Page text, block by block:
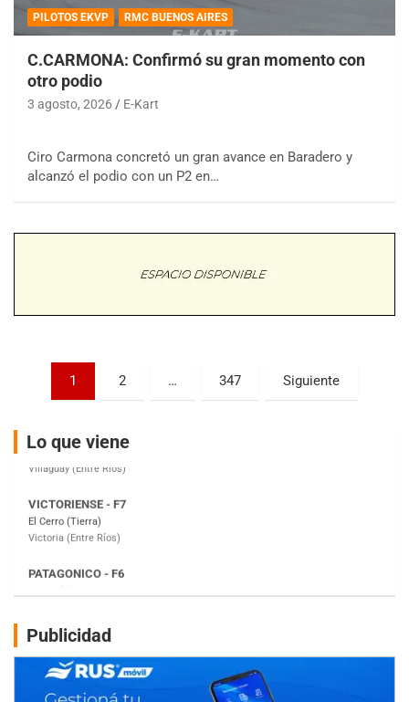
PILOTOS EKVP RMC BUENOS AIRES
C.CARMONA: Confirmó su gran momento con
otro podio
3 agosto, 2026 E-Kart
Ciro Carmona concretó un gran avance en Baradero y
alcanzó el podio con un P2 en…
Paginación
entradas
1 2 … 347 Siguiente
Lo que viene
COBERTURA ESPECIAL DE E-KART.COM.AR
08/09-AGO
Parque de la Velocidad (Asfalto)
Villaguay (Entre Ríos)
El Cerro (Tierra)
Victoria (Entre Ríos)
Moto Club Reginense (Tierra)
Gral. E. Godoy (Río Negro)
Juventud Unida (Tierra)
Humboldt (Santa Fe)
Ciudad de Avellaneda (Asfalto)
Avellaneda (Santa Fe)
SUR SANTAFESINO - F4
Publicidad